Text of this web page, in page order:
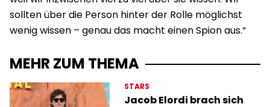
sollten über die Person hinter der Rolle möglichst
wenig wissen – genau das macht einen Spion aus.“
MEHR ZUM THEMA
STARS
Jacob Elordi brach sich